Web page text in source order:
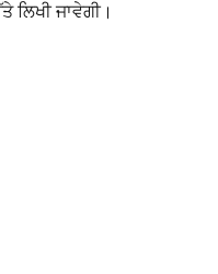
ਲਿਖੀ ਜਾਵੇਗੀ।